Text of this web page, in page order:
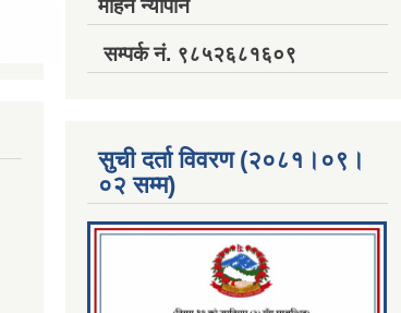
मोहन न्यौपाने
सम्पर्क नं. ९८५२६८१६०९
सुची दर्ता विवरण (२०८१।०९।
०२ सम्म)